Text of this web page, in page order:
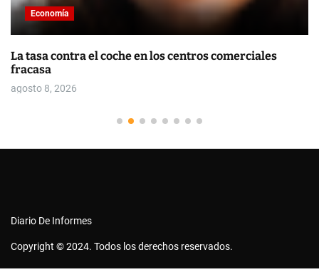
Economía
La tasa contra el coche en los centros comerciales
fracasa
agosto 8, 2026
Diario De Informes
Copyright © 2024. Todos los derechos reservados.